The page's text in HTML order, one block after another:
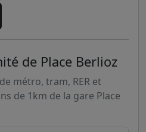
de Place Berlioz
métro, tram, RER et
de 1km de la gare Place